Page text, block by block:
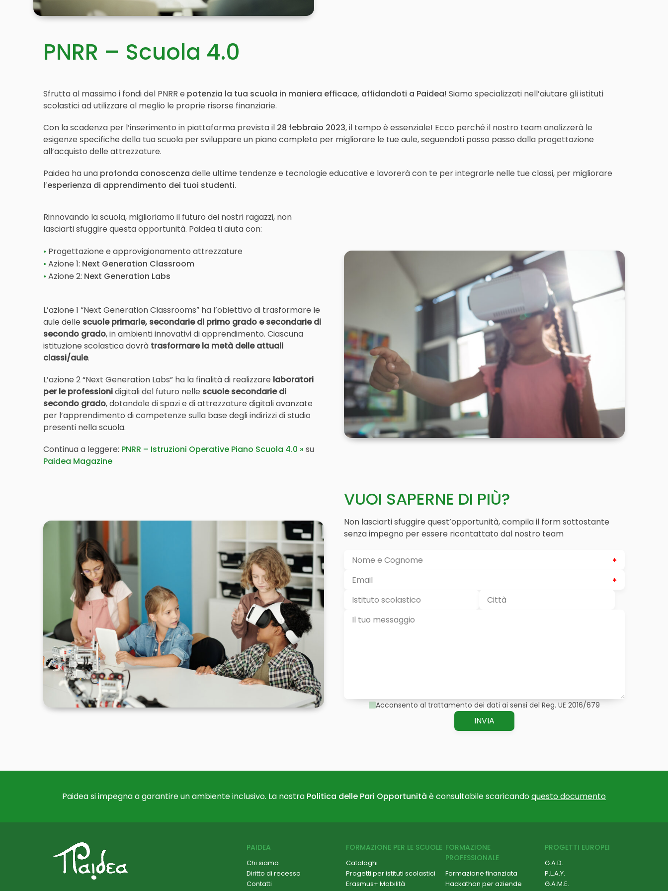
KIT DI PROGRAMMAZIONE
CORSI ONLINE PER DOCENTI
PNRR – Scuola 4.0
Sfrutta al massimo i fondi del PNRR e potenzia la tua scuola in maniera efficace, affidandoti a Paidea! Siamo specializzati nell’aiutare gli istituti
scolastici ad utilizzare al meglio le proprie risorse finanziarie.
Con la scadenza per l’inserimento in piattaforma prevista il 28 febbraio 2023, il tempo è essenziale! Ecco perché il nostro team analizzerà le
esigenze specifiche della tua scuola per sviluppare un piano completo per migliorare le tue aule, seguendoti passo passo dalla progettazione
all’acquisto delle attrezzature.
Paidea ha una profonda conoscenza delle ultime tendenze e tecnologie educative e lavorerà con te per integrarle nelle tue classi, per migliorare
l’esperienza di apprendimento dei tuoi studenti.
Rinnovando la scuola, miglioriamo il futuro dei nostri ragazzi, non
lasciarti sfuggire questa opportunità. Paidea ti aiuta con:
Progettazione e approvigionamento attrezzature
Azione 1: Next Generation Classroom
Azione 2: Next Generation Labs
L’azione 1 “Next Generation Classrooms” ha l’obiettivo di trasformare le
aule delle scuole primarie, secondarie di primo grado e secondarie di
secondo grado, in ambienti innovativi di apprendimento. Ciascuna
istituzione scolastica dovrà trasformare la metà delle attuali
classi/aule.
L’azione 2 “Next Generation Labs” ha la finalità di realizzare laboratori
per le professionidigitali del futuro nelle scuole secondarie di
secondo grado, dotandole di spazi e di attrezzature digitali avanzate
per l’apprendimento di competenze sulla base degli indirizzi di studio
presenti nella scuola.
Continua a leggere: PNRR – Istruzioni Operative Piano Scuola 4.0
su
Paidea Magazine
VUOI SAPERNE DI PIÙ?
Non lasciarti sfuggire quest’opportunità, compila il form sottostante
senza impegno per essere ricontattato dal nostro team
Acconsento al trattamento dei dati ai sensi del Reg. UE 2016/679
Paidea si impegna a garantire un ambiente inclusivo. La nostra Politica delle Pari Opportunità è consultabile scaricandoquesto documento
PAIDEA
Chi siamo
Diritto di recesso
Contatti
FORMAZIONE PER LE SCUOLE
Cataloghi
Progetti per istituti scolastici
Erasmus+ Mobilità
FORMAZIONE
PROFESSIONALE
Formazione finanziata
Hackathon per aziende
PROGETTI EUROPEI
G.A.D.
P.L.A.Y.
G.A.M.E.